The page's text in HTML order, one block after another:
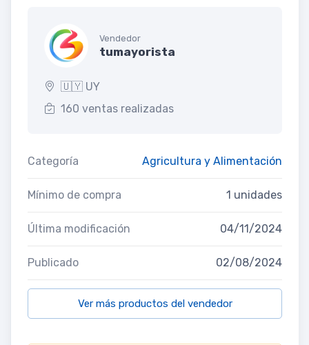
Vendedor
tumayorista
🇺🇾 UY
160 ventas realizadas
Categoría Agricultura y Alimentación
Mínimo de compra 1 unidades
Última modificación 04/11/2024
Publicado 02/08/2024
Ver más productos del vendedor